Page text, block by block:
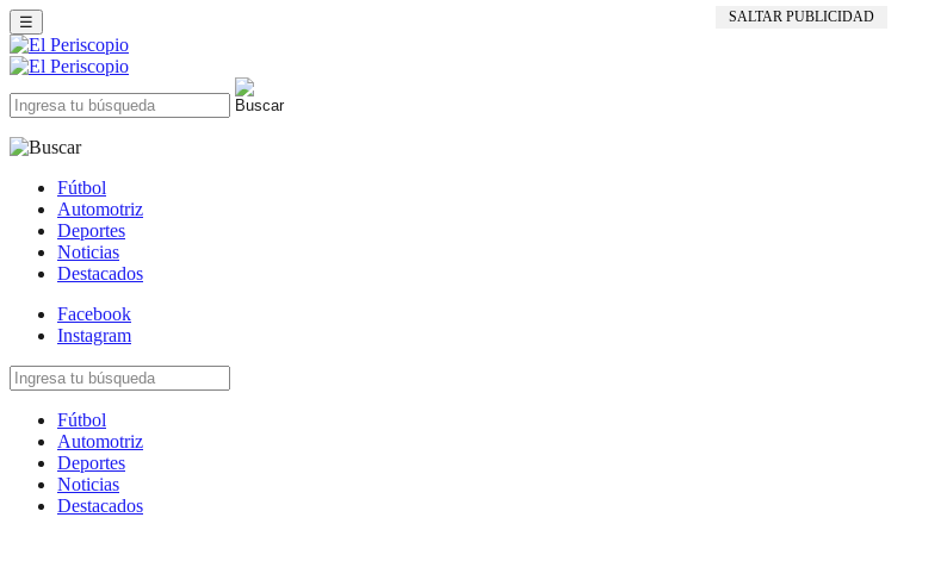
SALTAR PUBLICIDAD
☰
Fútbol
Automotriz
Deportes
Noticias
Destacados
Facebook
Instagram
Fútbol
Automotriz
Deportes
Noticias
Destacados